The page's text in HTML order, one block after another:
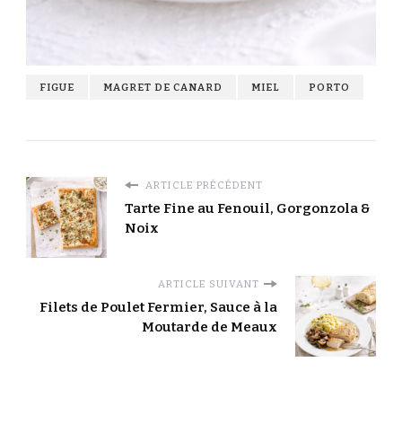
FIGUE MAGRET DE CANARD MIEL PORTO
ARTICLE PRÉCÉDENT
Tarte Fine au Fenouil, Gorgonzola &
Noix
ARTICLE SUIVANT
Filets de Poulet Fermier, Sauce à la
Moutarde de Meaux